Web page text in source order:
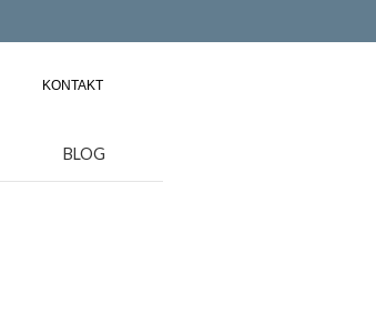
KONTAKT
BLOG